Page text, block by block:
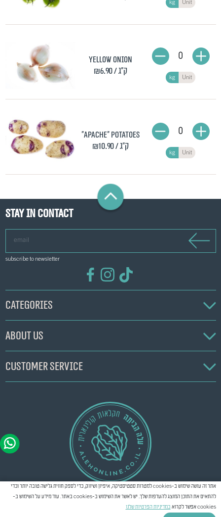
kg Unit
Yellow onion
₪6.90 / ק"ג
kg Unit
0
"Apache" potatoes
₪10.90 / ק"ג
kg Unit
0
Stay in contact
subscribe to newsletter
Categories
About us
Customer service
© All rights reserved 2026
אתר זה עושה שימוש ב-cookies למטרות סטטיסטיקה, איפיון ושיווק, כדי לספק חווית גלישה טובה יותר וכדי
להתאים את התוכן המוצג להעדפות שלך. יש לאשר את השימוש ב-cookies באתר. עוד מידע על השימוש ב-
cookies אפשר לקרוא
במדיניות הפרטיות שלנו